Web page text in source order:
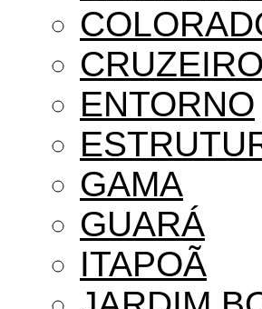
CRUZEIRO
ENTORNO
GAMA
GUARÁ
ITAPOÃ